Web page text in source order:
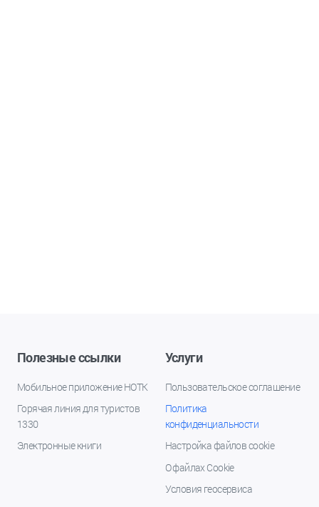
Полезные ссылки
Мобильное приложение НОТК
Горячая линия для туристов
1330
Электронные книги
Услуги
Пользовательское соглашение
Политика
конфиденциальности
Настройка файлов cookie
О файлах Cookie
Условия геосервиса